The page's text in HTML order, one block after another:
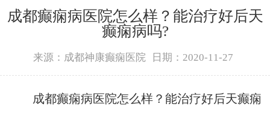
成都癫痫病医院怎么样？能治疗好后天
癫痫病吗?
来源：成都神康癫痫医院 日期：2020-11-27
成都癫痫病医院怎么样？能治疗好后天癫痫